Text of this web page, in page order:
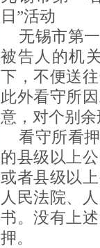
日”活动
无锡市第一
被告人的机
下，不便送
此外看守所
意，对个别
看守所看押
的县级以上
或者县级以
人民法院、
书。没有上
押。